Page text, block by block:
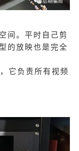
间。平时自己剪
的放映也是完全
它负责所有视频